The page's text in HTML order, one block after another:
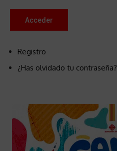
Acceder
Registro
¿Has olvidado tu contraseña?